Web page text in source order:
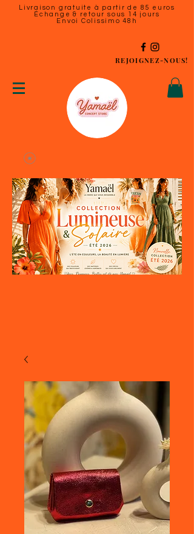
Livraison gratuite à partir de 85 euros
Échange & retour sous 14 jours
Envoi Colissimo 48h
REJOIGNEZ-NOUS!